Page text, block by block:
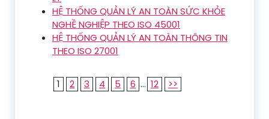
HỆ THỐNG QUẢN LÝ AN TOÀN SỨC KHỎE
NGHỀ NGHIỆP THEO ISO 45001
HỆ THỐNG QUẢN LÝ AN TOÀN THÔNG TIN
THEO ISO 27001
1 2 3 4 5 6 ... 12 >>